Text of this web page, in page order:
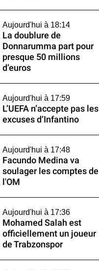
Aujourd'hui à 18:14
La doublure de
Donnarumma part pour
presque 50 millions
d’euros
Aujourd'hui à 17:59
L’UEFA n’accepte pas les
excuses d’Infantino
Aujourd'hui à 17:48
Facundo Medina va
soulager les comptes de
l'OM
Aujourd'hui à 17:36
Mohamed Salah est
officiellement un joueur
de Trabzonspor